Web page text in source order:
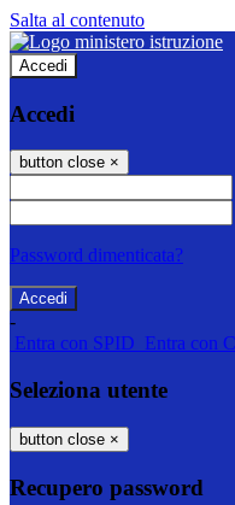
Salta al contenuto
Accedi
Accedi
button close ×
Password dimenticata?
-
Entra con SPID Entra con
Seleziona utente
button close ×
Recupero password